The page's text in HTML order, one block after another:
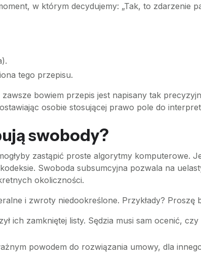
w którym decydujemy: „Tak, to zdarzenie
tego przepisu.
bowiem przepis jest napisany tak
osobie stosującej prawo pole do
swobody?
zastąpić proste algorytmy komputerowe.
Swoboda subsumcyjna pozwala na
okoliczności.
i zwroty niedookreślone. Przykłady? Proszę
ich zamkniętej listy. Sędzia musi sam ocenić,
powodem do rozwiązania umowy, dla